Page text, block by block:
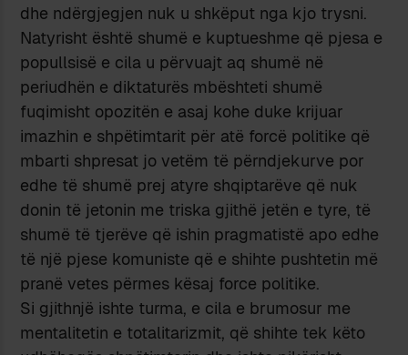
dhe ndërgjegjen nuk u shkëput nga kjo trysni.
Natyrisht është shumë e kuptueshme që pjesa e
popullsisë e cila u përvuajt aq shumë në
periudhën e diktaturës mbështeti shumë
fuqimisht opozitën e asaj kohe duke krijuar
imazhin e shpëtimtarit për atë forcë politike që
mbarti shpresat jo vetëm të përndjekurve por
edhe të shumë prej atyre shqiptarëve që nuk
donin të jetonin me triska gjithë jetën e tyre, të
shumë të tjerëve që ishin pragmatistë apo edhe
të një pjese komuniste që e shihte pushtetin më
pranë vetes përmes kësaj force politike.
Si gjithnjë ishte turma, e cila e brumosur me
mentalitetin e totalitarizmit, që shihte tek këto